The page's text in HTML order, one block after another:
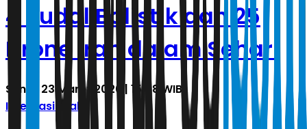
4 Rudal Balistik dan 25
Drone Iran dalam Sehari
Senin, 23 Maret 2026 | 15.48 WIB
Internasional